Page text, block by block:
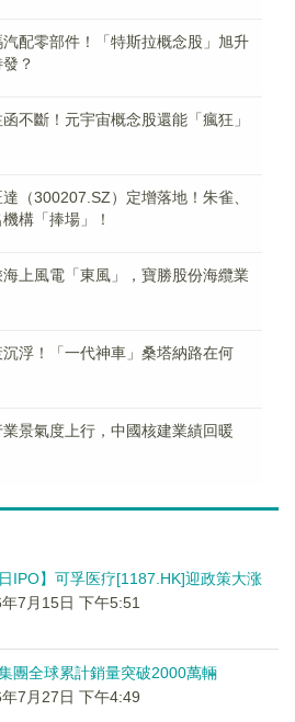
汽配零部件！「特斯拉概念股」旭升
？
函不斷！元宇宙概念股還能「瘋狂」
（300207.SZ）定增落地！朱雀、
構「捧場」！
海上風電「東風」，寶勝股份海纜業
沉浮！「一代神車」桑塔納路在何
景氣度上行，中國核建業績回暖
日IPO】可孚医疗[1187.HK]迎政策大涨
7月15日 下午5:51
團全球累計銷量突破2000萬輛
7月27日 下午4:49